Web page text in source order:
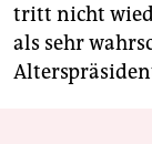
tritt nicht
als sehr